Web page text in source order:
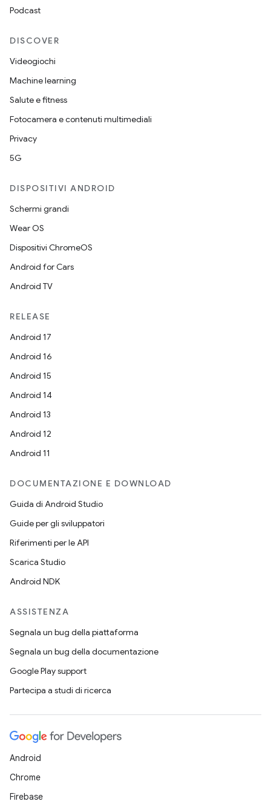
Podcast
DISCOVER
Videogiochi
Machine learning
Salute e fitness
Fotocamera e contenuti multimediali
Privacy
5G
DISPOSITIVI ANDROID
Schermi grandi
Wear OS
Dispositivi ChromeOS
Android for Cars
Android TV
RELEASE
Android 17
Android 16
Android 15
Android 14
Android 13
Android 12
Android 11
DOCUMENTAZIONE E DOWNLOAD
Guida di Android Studio
Guide per gli sviluppatori
Riferimenti per le API
Scarica Studio
Android NDK
ASSISTENZA
Segnala un bug della piattaforma
Segnala un bug della documentazione
Google Play support
Partecipa a studi di ricerca
Android
Chrome
Firebase